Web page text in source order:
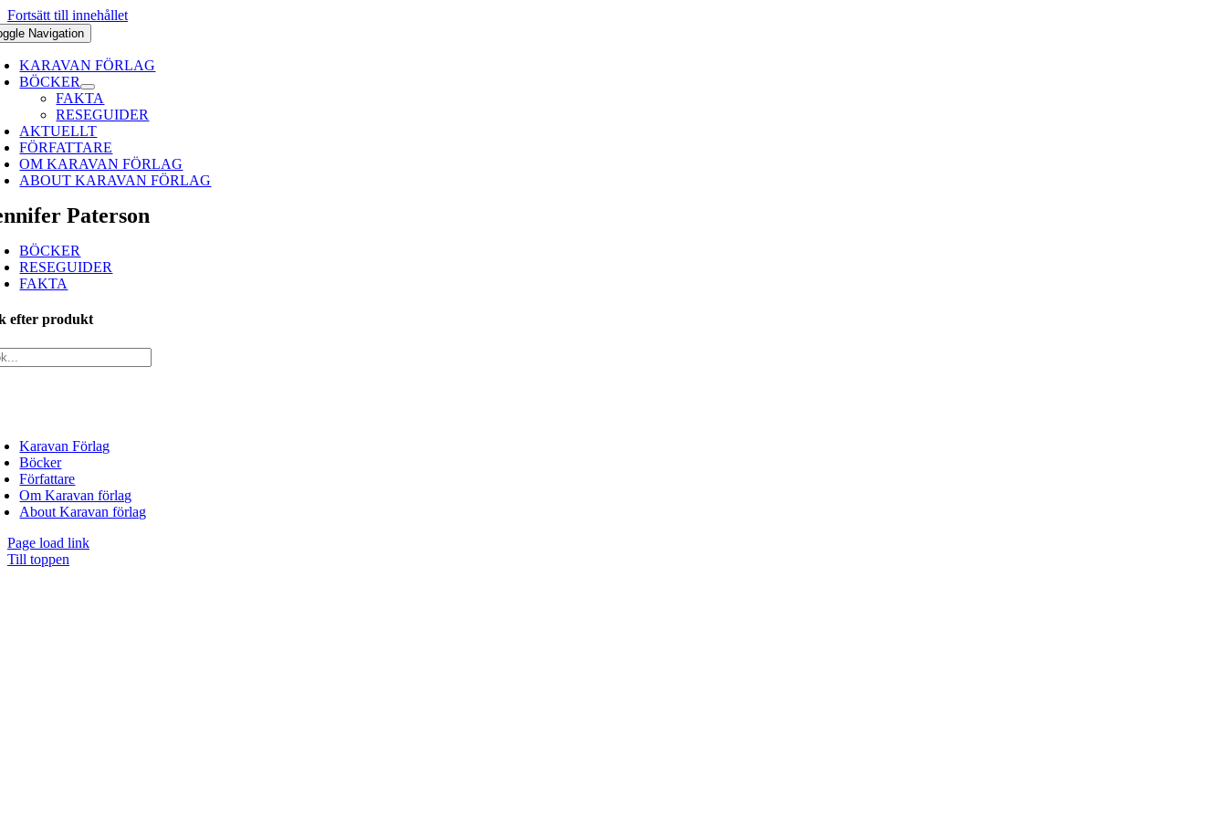
Fortsätt till innehållet
Navigation
KARAVAN FÖRLAG
BÖCKER
FAKTA
RESEGUIDER
AKTUELLT
FÖRFATTARE
OM KARAVAN FÖRLAG
ABOUT KARAVAN FÖRLAG
Paterson
BÖCKER
RESEGUIDER
FAKTA
efter produkt
Karavan Förlag
Böcker
Författare
Om Karavan förlag
About Karavan förlag
Page load link
Till toppen